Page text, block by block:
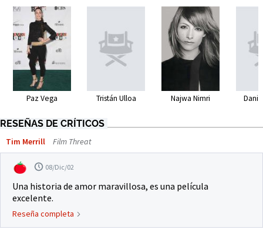
Paz Vega Tristán Ulloa Najwa Nimri
RESEÑAS DE CRÍTICOS
Tim Merrill Film Threat
08/Dic/02
Una historia de amor maravillosa, es una película
excelente.
Reseña completa